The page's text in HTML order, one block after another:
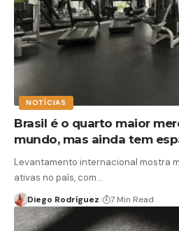
NOTÍCIAS
Brasil é o quarto maior
mundo, mas ainda tem
Levantamento internacional mostra
ativas no país, com…
Diego Rodríguez 7 Min Read